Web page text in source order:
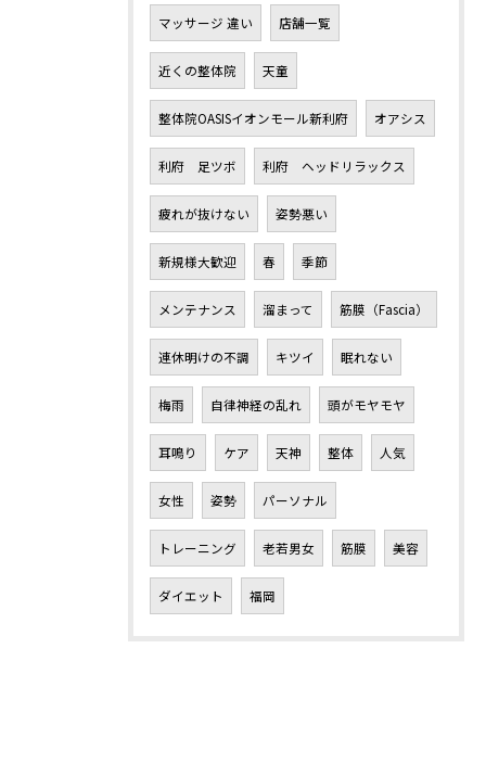
マッサージ 違い 店舗一覧
近くの整体院 天童
整体院OASISイオンモール新利府 オアシス
利府 足ツボ 利府 ヘッドリラックス
疲れが抜けない 姿勢悪い
新規様大歓迎 春 季節
メンテナンス 溜まって 筋膜（Fascia）
連休明けの不調 キツイ 眠れない
梅雨 自律神経の乱れ 頭がモヤモヤ
耳鳴り ケア 天神 整体 人気
女性 姿勢 パーソナル
トレーニング 老若男女 筋膜 美容
ダイエット 福岡